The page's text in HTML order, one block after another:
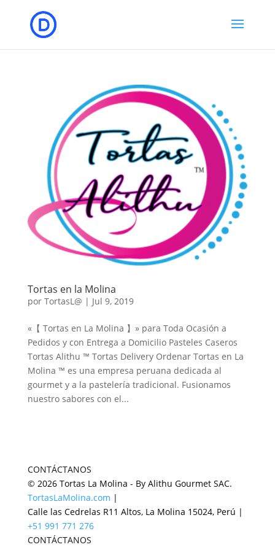
Tortas en la Molina
por TortasL@ | Jul 9, 2019
«【 Tortas en La Molina 】» para Toda Ocasión a
Pedidos y con Entrega a Domicilio Pasteles Caseros
Tortas Alithu ™ Tortas Delivery Ordenar Tortas en La
Molina ™ es una empresa peruana dedicada al
gourmet y a la pastelería tradicional. Fusionamos
nuestro sabores con el...
CONTÁCTANOS
© 2026 Tortas La Molina - By Alithu Gourmet SAC.
TortasLaMolina.com |
Calle las Cedrelas R11 Altos, La Molina 15024, Perú |
+51 991 771 276
CONTÁCTANOS